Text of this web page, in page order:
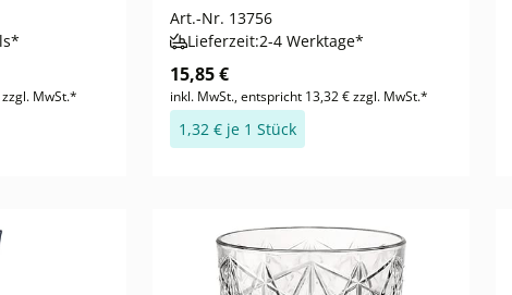
MwSt.*
Art.-Nr. 13756
Lieferzeit:2-4 Werktage*
15,85 €
inkl. MwSt., entspricht 13,32 € zzgl. MwSt.*
1,32 € je 1 Stück